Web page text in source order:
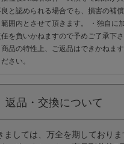
と認められる場合でも、損害の補
囲内とさせて頂きます。 ・独自に
を負いかねますので予めご了承下さ
商品の特性上、ご返品はできかねま
ださい。
返品・交換について
ましては、万全を期しており